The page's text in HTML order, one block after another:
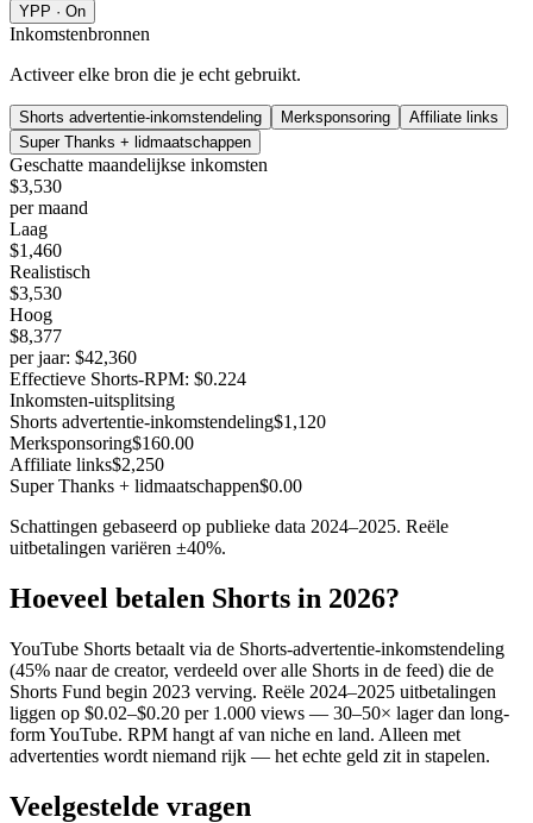
YPP · On
Inkomstenbronnen
Activeer elke bron die je echt gebruikt.
Shorts advertentie-inkomstendeling Merksponsoring
Affiliate links
Super Thanks + lidmaatschappen
Geschatte maandelijkse inkomsten
$3,530
per maand
Laag
$1,460
Realistisch
$3,530
Hoog
$8,377
per jaar: $42,360
Effectieve Shorts-RPM: $0.224
Inkomsten-uitsplitsing
Shorts advertentie-inkomstendeling$1,120
Merksponsoring$160.00
Affiliate links$2,250
Super Thanks + lidmaatschappen$0.00
Schattingen gebaseerd op publieke data 2024–2025. Reële
uitbetalingen variëren ±40%.
Hoeveel betalen Shorts in 2026?
YouTube Shorts betaalt via de Shorts-advertentie-inkomstendeling
(45% naar de creator, verdeeld over alle Shorts in de feed) die de
Shorts Fund begin 2023 verving. Reële 2024–2025 uitbetalingen
liggen op $0.02–$0.20 per 1.000 views — 30–50× lager dan long-
form YouTube. RPM hangt af van niche en land. Alleen met
advertenties wordt niemand rijk — het echte geld zit in stapelen.
Veelgestelde vragen